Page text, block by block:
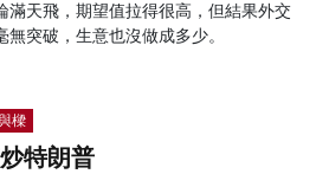
滿天飛，期望值拉得很高，但結果外交
無突破，生意也沒做成多少。
樑
特朗普